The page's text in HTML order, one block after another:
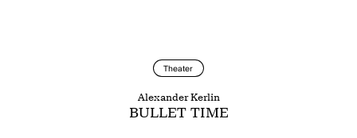
Theater
Alexander Kerlin
BULLET TIME